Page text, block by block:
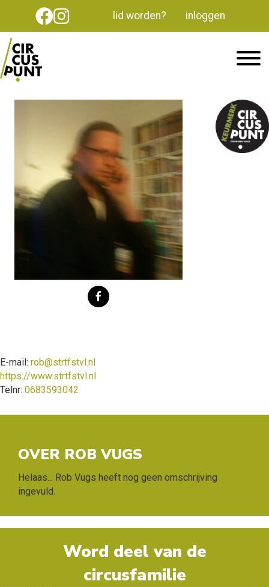
lid worden? inloggen
E-mail: rob@strtfstvl.nl
https://www.strtfstvl.nl
Telnr: 0683593042
OVER ROB VUGS
Helaas... Rob Vugs heeft nog geen omschrijving
ingevuld.
Word deel van de
circusfamilie